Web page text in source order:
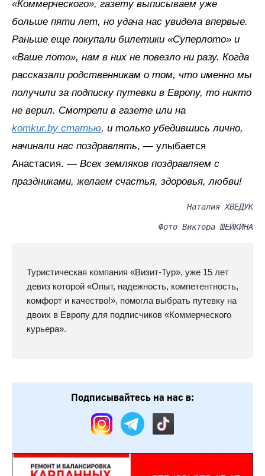
«Коммерческого», газету выписываем уже
больше пяти лет, но удача нас увидела впервые.
Раньше еще покупали билетики «Суперлото» и
«Ваше лото», нам в них не повезло ни разу. Когда
рассказали родственникам о том, что именно мы
получили за подписку путевки в Европу, то никто
не верил. Смотрели в газете или на
komkur.by статью, и только убедившись лично,
начинали нас поздравлять, — улыбается
Анастасия. — Всех земляков поздравляем с
праздниками, желаем счастья, здоровья, любви!
Наталия ХВЕДУК
Фото Виктора ШЕЙКИНА
Туристическая компания «Визит-Тур», уже 15 лет
девиз которой «Опыт, надежность, компетентность,
комфорт и качество!», помогла выбрать путевку на
двоих в Европу для подписчиков «Коммерческого
курьера».
Подписывайтесь на нас в: